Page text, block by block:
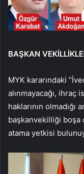
BAŞKAN
MYK kararındaki
alınmayacağı, ihraç
haklarının
başkanvekilliği boşa
atama yetkisi